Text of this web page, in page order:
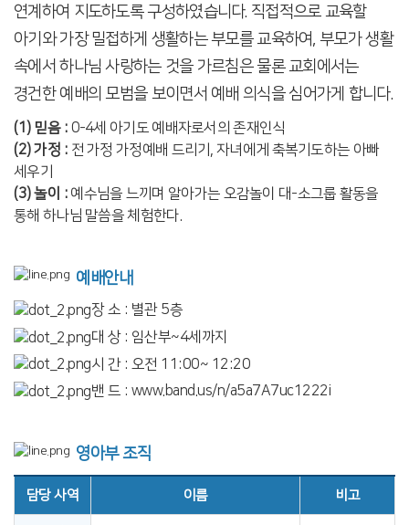
연계하여 지도하도록 구성하였습니다. 직접적으로 교육할
아기와 가장 밀접하게 생활하는 부모를 교육하여, 부모가 생활
속에서 하나님 사랑하는 것을 가르침은 물론 교회에서는
경건한 예배의 모범을 보이면서 예배 의식을 심어가게 합니다.
(1) 믿음 : 0-4세 아기도 예배자로서의 존재인식
(2) 가정 : 전 가정 가정예배 드리기, 자녀에게 축복기도하는 아빠
세우기
(3) 놀이 : 예수님을 느끼며 알아가는 오감놀이 대-소그룹 활동을
통해 하나님 말씀을 체험한다.
예배안내
장 소 : 별관 5층
대 상 : 임산부~4세까지
시 간 : 오전 11:00~ 12:20
밴 드 : www.band.us/n/a5a7A7uc1222i
영아부 조직
담당 사역 이름 비고